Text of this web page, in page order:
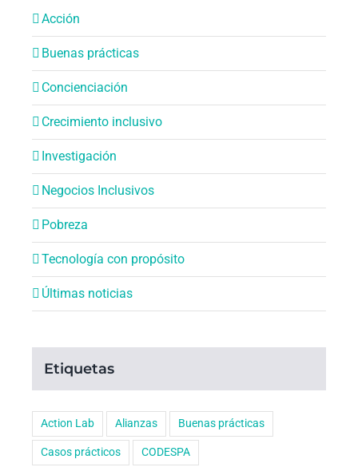
Acción
Buenas prácticas
Concienciación
Crecimiento inclusivo
Investigación
Negocios Inclusivos
Pobreza
Tecnología con propósito
Últimas noticias
Etiquetas
Action Lab Alianzas Buenas prácticas
Casos prácticos CODESPA